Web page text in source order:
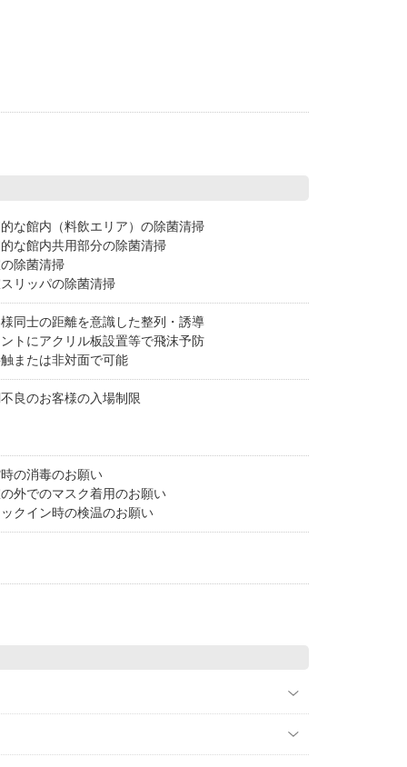
な館内（料飲エリア）の除菌清掃
な館内共用部分の除菌清掃
除菌清掃
リッパの除菌清掃
同士の距離を意識した整列・誘導
トにアクリル板設置等で飛沫予防
または非対面で可能
良のお客様の入場制限
の消毒のお願い
外でのマスク着用のお願い
クイン時の検温のお願い